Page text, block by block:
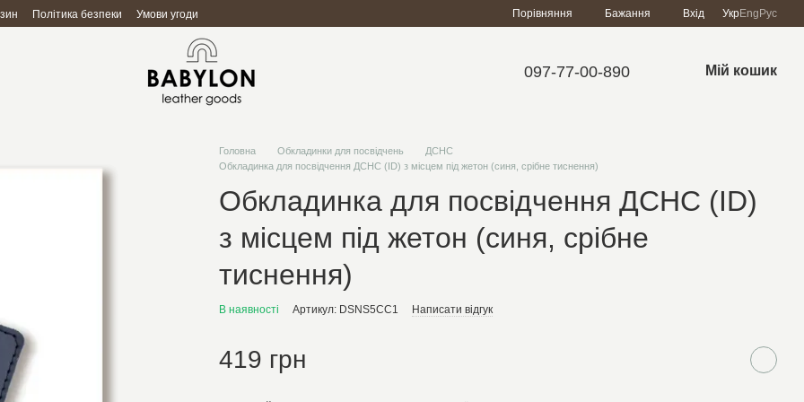
Політика безпеки Умови угоди Порівняння Бажання Вхід УкрEng Рус
097-77-00-890 Мій кошик
Головна Обкладинки для посвідчень
ДСНС
Обкладинка для посвідчення ДСНС (ID) з місцем під жетон (синя, срібне тиснення)
Обкладинка для посвідчення ДСНС (ID)
з місцем під жетон (синя, срібне
тиснення)
В наявності Артикул: DSNS5CC1 Написати відгук
419 грн